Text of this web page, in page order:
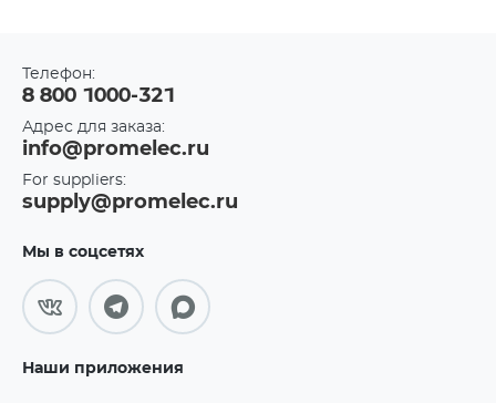
Телефон:
8 800 1000-321
Адрес для заказа:
info@promelec.ru
For suppliers:
supply@promelec.ru
Мы в соцсетях
Наши приложения